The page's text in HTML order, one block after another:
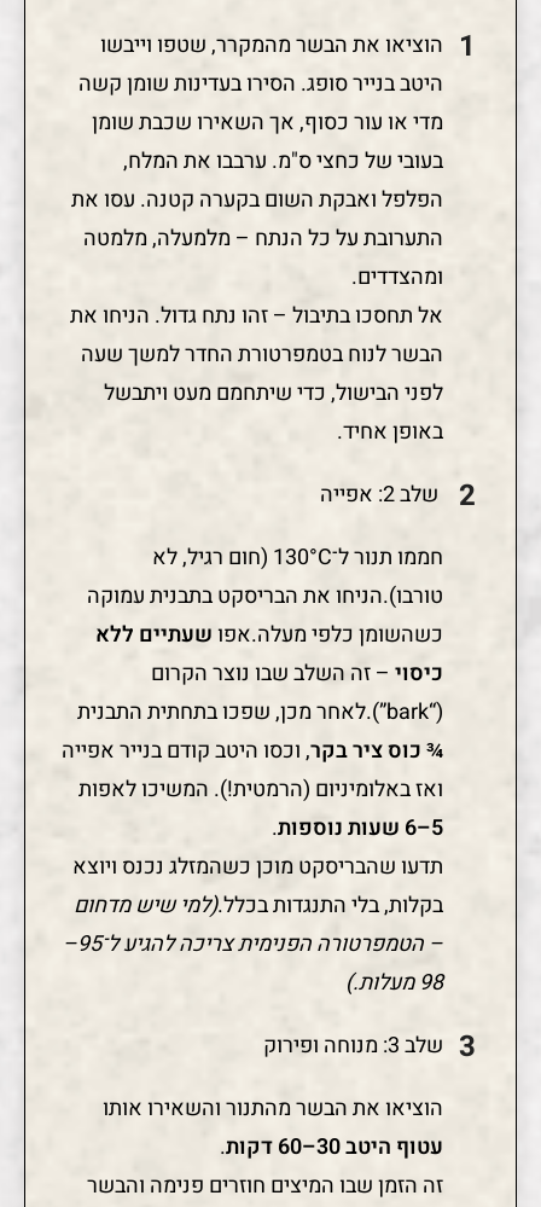
הוציאו את הבשר מהמקרר, שטפו וייבשו
היטב בנייר סופג. הסירו בעדינות שומן קשה
מדי או עור כסוף, אך השאירו שכבת שומן
בעובי של כחצי ס"מ. ערבבו את המלח,
הפלפל ואבקת השום בקערה קטנה. עסו את
התערובת על כל הנתח – מלמעלה, מלמטה
ומהצדדים.
אל תחסכו בתיבול – זהו נתח גדול. הניחו את
הבשר לנוח בטמפרטורת החדר למשך שעה
לפני הבישול, כדי שיתחמם מעט ויתבשל
באופן אחיד.
שלב 2: אפייה
חממו תנור ל־130°C (חום רגיל, לא
טורבו).הניחו את הבריסקט בתבנית עמוקה
כשהשומן כלפי מעלה.אפושעתיים ללא
כיסוי – זה השלב שבו נוצר הקרום
(“bark”).לאחר מכן, שפכו בתחתית התבנית
¾ כוס ציר בקר, וכסו היטב קודם בנייר אפייה
ואז באלומיניום (הרמטית!). המשיכו לאפות
5–6 שעות נוספות
.
תדעו שהבריסקט מוכן כשהמזלג נכנס ויוצא
בקלות, בלי התנגדות בכלל.(למי שיש מדחום
– הטמפרטורה הפנימית צריכה להגיע ל־95–
98 מעלות.)
שלב 3: מנוחה ופירוק
הוציאו את הבשר מהתנור והשאירו אותו
עטוף היטב 30–60 דקות
.
זה הזמן שבו המיצים חוזרים פנימה והבשר